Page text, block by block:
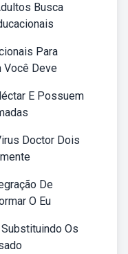
Busca
Para
Você Deve
E Possuem
Doctor Dois
De
O Eu
Os